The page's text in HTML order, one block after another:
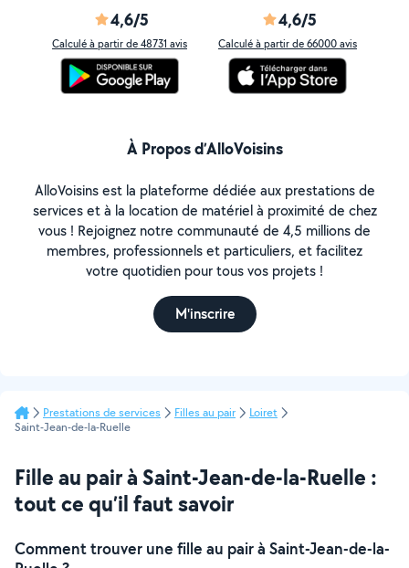
4,6/5
Calculé à partir de 48731 avis
4,6/5
Calculé à partir de 66000 avis
À Propos d’AlloVoisins
AlloVoisins est la plateforme dédiée aux prestations de
services et à la location de matériel à proximité de chez
vous ! Rejoignez notre communauté de 4,5 millions de
membres, professionnels et particuliers, et facilitez
votre quotidien pour tous vos projets !
M'inscrire
Prestations de services Filles au pair
Loiret
Saint-Jean-de-la-Ruelle
Fille au pair à Saint-Jean-de-la-Ruelle :
tout ce qu’il faut savoir
Comment trouver une fille au pair à Saint-Jean-de-la-